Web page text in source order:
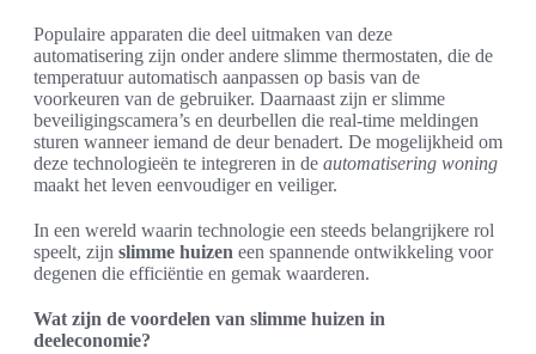
Populaire apparaten die deel uitmaken van deze
automatisering zijn onder andere slimme thermostaten, die de
temperatuur automatisch aanpassen op basis van de
voorkeuren van de gebruiker. Daarnaast zijn er slimme
beveiligingscamera’s en deurbellen die real-time meldingen
sturen wanneer iemand de deur benadert. De mogelijkheid om
deze technologieën te integreren in de automatisering woning
maakt het leven eenvoudiger en veiliger.
In een wereld waarin technologie een steeds belangrijkere rol
speelt, zijn slimme huizen een spannende ontwikkeling voor
degenen die efficiëntie en gemak waarderen.
Wat zijn de voordelen van slimme huizen in
deeleconomie?